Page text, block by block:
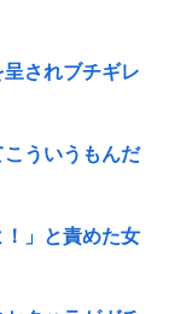
されブチギレ
こういうもんだ
！」と責めた女